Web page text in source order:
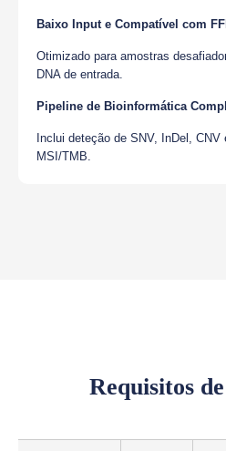
Baixo Input e Compatível com
Otimizado para amostras
DNA de entrada.
Pipeline de Bioinformática
Inclui deteção de SNV, InDel,
MSI/TMB.
Requisitos